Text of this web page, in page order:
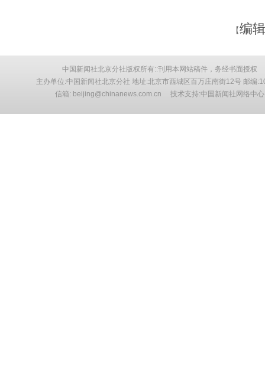
【编
中国新闻社北京分社版权所有::刊用本网站稿件，务经书面授权
主办单位:中国新闻社北京分社 地址:北京市西城区百万庄南街12号 邮编
信箱: beijing@chinanews.com.cn 技术支持:中国新闻社网络中心